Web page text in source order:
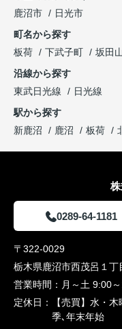
鹿沼市
日光市
町名から探す
板荷
下武子町 坂田
沿線から探す
東武日光線
日光線
駅から探す
新鹿沼
鹿沼 板荷
0289-64-1181
〒322-0029
栃木県鹿沼市西茂呂１丁
営業時間： 月～土 9:00
定休日：
【売買】水・
季､年末年始